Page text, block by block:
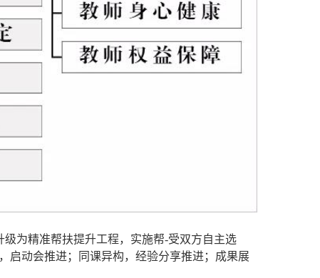
为精准帮扶提升工程，实施帮-受双方自主选
启动会推进；同课异构，经验分享推进；成果展